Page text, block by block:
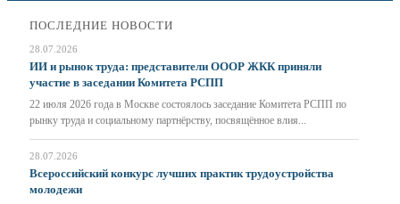
ПОСЛЕДНИЕ НОВОСТИ
28.07.2026
ИИ и рынок труда: представители ОООР ЖКК приняли
участие в заседании Комитета РСПП
22 июля 2026 года в Москве состоялось заседание Комитета РСПП по
рынку труда и социальному партнёрству, посвящённое влия...
28.07.2026
Всероссийский конкурс лучших практик трудоустройства
молодежи